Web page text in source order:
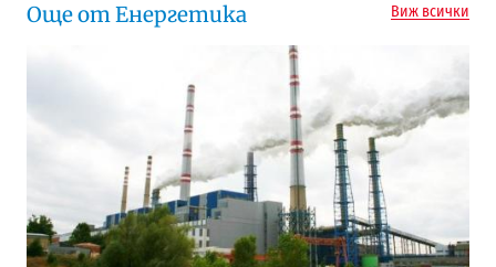
Още от Енергетика Виж всички